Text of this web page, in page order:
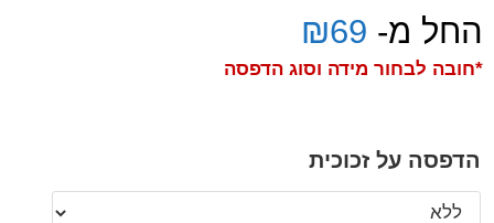
החל מ- ₪69
*חובה לבחור מידה וסוג הדפסה
הדפסה על זכוכית